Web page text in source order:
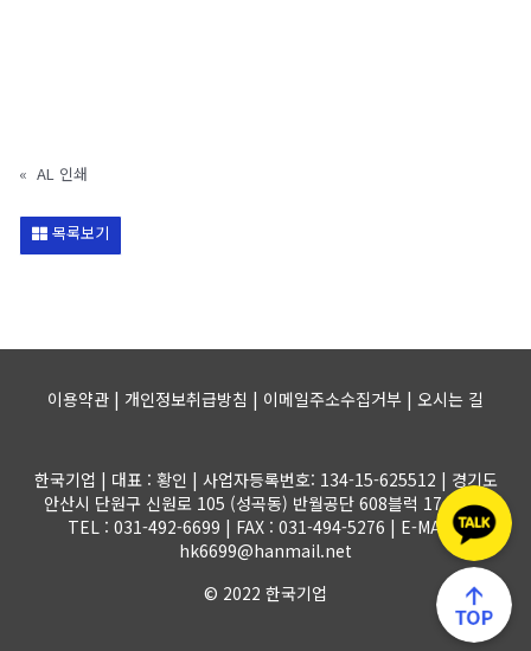
« AL 인쇄
목록보기
이용약관 | 개인정보취급방침 | 이메일주소수집거부 | 오시는 길
한국기업 | 대표 : 황인 | 사업자등록번호: 134-15-625512 | 경기도
안산시 단원구 신원로 105 (성곡동) 반월공단 608블럭 17-1롯트
TEL : 031-492-6699 | FAX : 031-494-5276 | E-MAIL :
hk6699@hanmail.net
© 2022 한국기업